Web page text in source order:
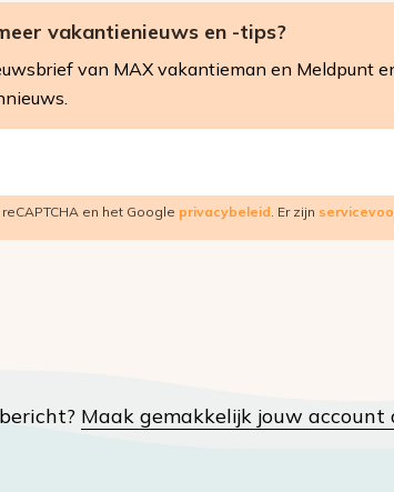
vakantienieuws en -tips?
van MAX vakantieman en Meldpunt
en het Google privacybeleid . Er zijn
Maak gemakkelijk jouw account